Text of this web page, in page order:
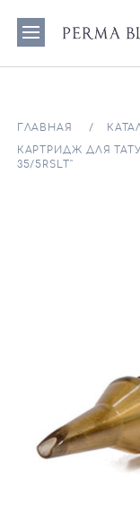
ГЛАВНАЯ
КАРТРИДЖ ДЛЯ
35/5RSLT"